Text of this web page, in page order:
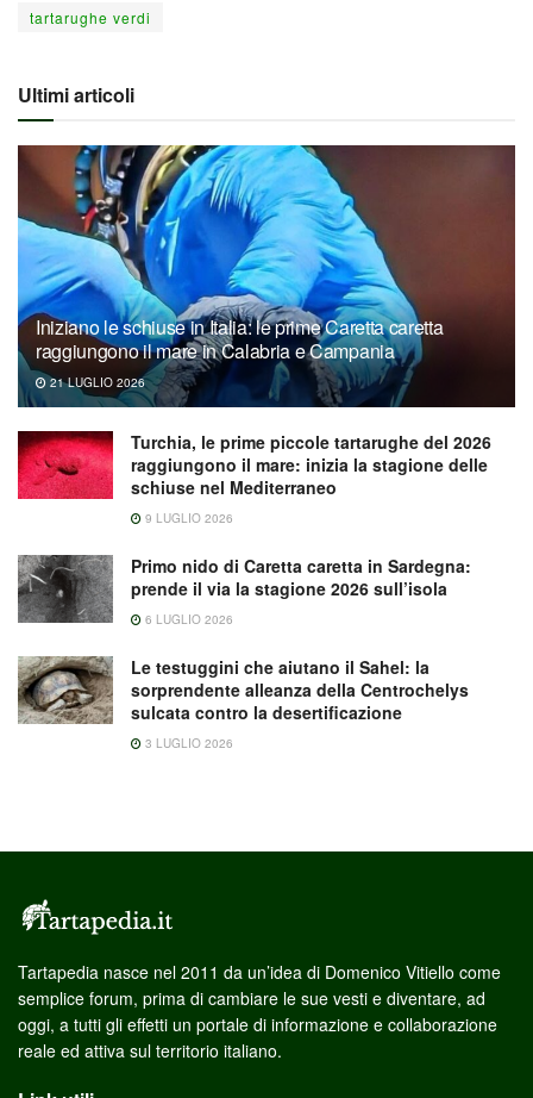
tartarughe verdi
Ultimi articoli
Iniziano le schiuse in Italia: le prime Caretta caretta
raggiungono il mare in Calabria e Campania
21 LUGLIO 2026
Turchia, le prime piccole tartarughe del 2026
raggiungono il mare: inizia la stagione delle
schiuse nel Mediterraneo
9 LUGLIO 2026
Primo nido di Caretta caretta in Sardegna:
prende il via la stagione 2026 sull’isola
6 LUGLIO 2026
Le testuggini che aiutano il Sahel: la
sorprendente alleanza della Centrochelys
sulcata contro la desertificazione
3 LUGLIO 2026
Tartapedia nasce nel 2011 da un’idea di Domenico Vitiello come
semplice forum, prima di cambiare le sue vesti e diventare, ad
oggi, a tutti gli effetti un portale di informazione e collaborazione
reale ed attiva sul territorio italiano.